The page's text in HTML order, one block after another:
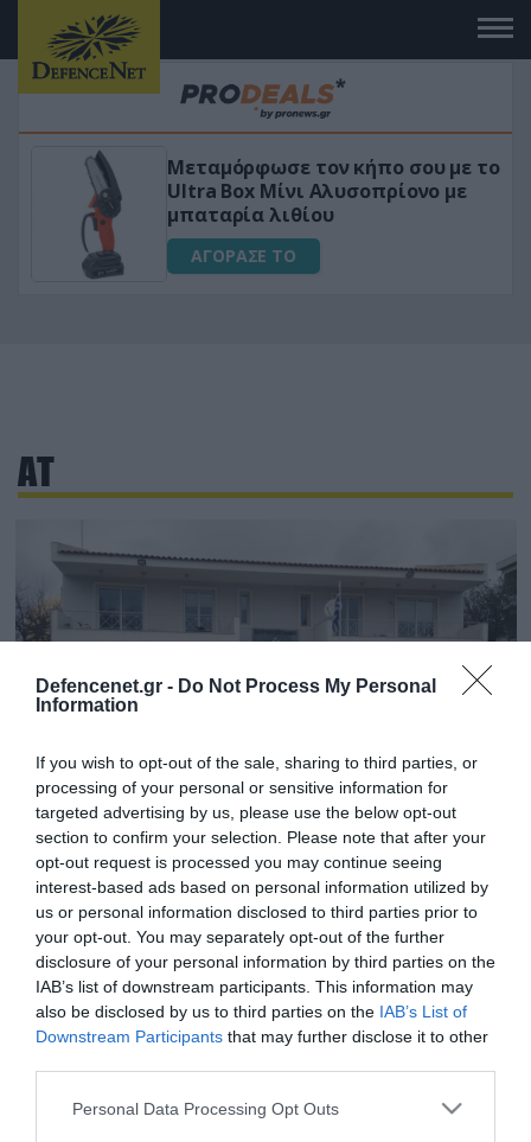
Defencenet.gr - Do Not Process My Personal
Information
If you wish to opt-out of the sale, sharing to third parties, or
processing of your personal or sensitive information for
targeted advertising by us, please use the below opt-out
section to confirm your selection. Please note that after your
opt-out request is processed you may continue seeing
interest-based ads based on personal information utilized by
us or personal information disclosed to third parties prior to
your opt-out. You may separately opt-out of the further
disclosure of your personal information by third parties on the
IAB’s list of downstream participants. This information may
also be disclosed by us to third parties on the IAB’s List of
Downstream Participants that may further disclose it to other
Please note that this website/app uses one or more Google
Personal Data Processing Opt Outs
Μεταμόρφωσε τον κήπο σου με το
Ultra Box Μίνι Αλυσοπρίονο με
μπαταρία λιθίου
ΑΓΟΡΑΣΕ ΤΟ
ΑΤ
Αστυνομικό Τμήμα Βάρης-Βούλας-
Βουλιαγμένης: Ως πότε θα αρνούνται οι
αρμόδιοι να λύσουν το πρόβλημα των
εγκαταστάσεων;
Μιας περιοχής όπου... κατοικεί το µισό ΑΕΠ της
χώρας, αλλά έχει και «ειδικές» προκλήσεις
ασφαλείας λόγω της παρουσίας πολλών αλλοδαπών